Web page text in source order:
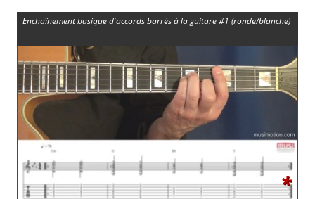
Enchaînement basique d'accords barrés à la guitare #1 (ronde/blanche)
*